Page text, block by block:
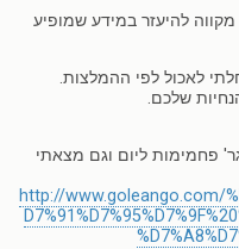
2 ואני מאוד מקווה להיעזר במידע שמופיע
לאכול לפי ההמלצות.
שלכם.
אני מבינה שיש לאכול 30 גר' פחמימות ליום וגם מצאתי
http://www.goleango.com/